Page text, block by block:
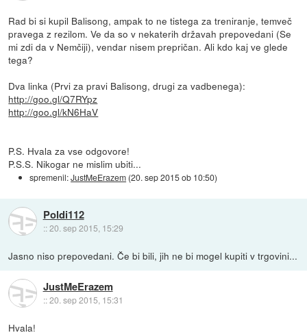
Rad bi si kupil Balisong, ampak to ne tistega za treniranje, temveč
pravega z rezilom. Ve da so v nekaterih državah prepovedani (Se
mi zdi da v Nemčiji), vendar nisem prepričan. Ali kdo kaj ve glede
tega?
Dva linka (Prvi za pravi Balisong, drugi za vadbenega):
http://goo.gl/Q7RYpz
http://goo.gl/kN6HaV
P.S. Hvala za vse odgovore!
P.S.S. Nikogar ne mislim ubiti...
spremenil:JustMeErazem (20. sep 2015 ob 10:50)
Poldi112
::20. sep 2015, 15:29
Jasno niso prepovedani. Če bi bili, jih ne bi mogel kupiti v trgovini...
JustMeErazem
::20. sep 2015, 15:31
Hvala!